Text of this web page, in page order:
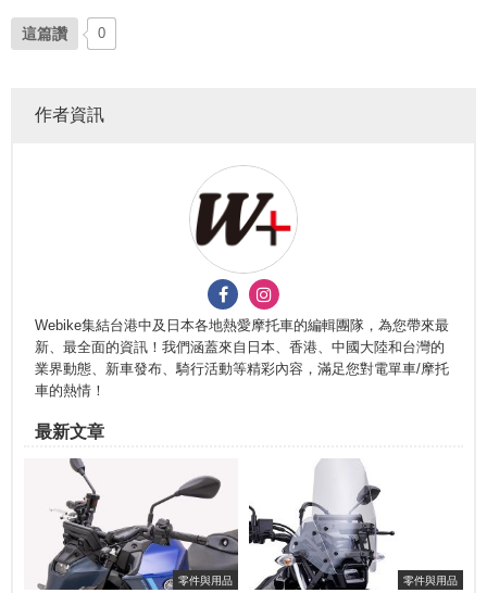
這篇讚 0
作者資訊
Webike集結台港中及日本各地熱愛摩托車的編輯團隊，為您帶來最
新、最全面的資訊！我們涵蓋來自日本、香港、中國大陸和台灣的
業界動態、新車發布、騎行活動等精彩內容，滿足您對電單車/摩托
車的熱情！
最新文章
零件與用品 零件與用品